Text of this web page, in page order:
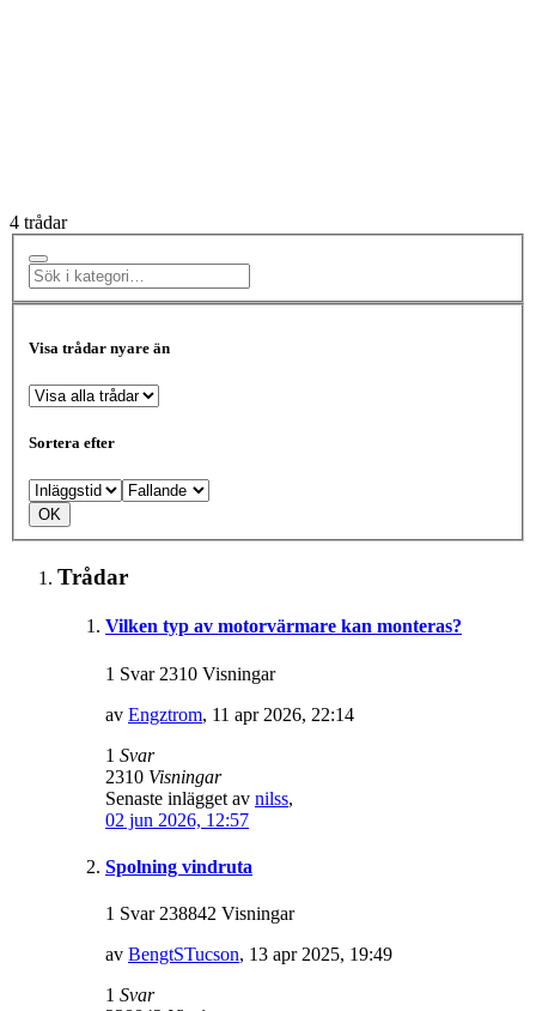
4 trådar
Visa trådar nyare än
Sortera efter
Trådar
Vilken typ av motorvärmare kan monteras?
1 Svar 2310 Visningar
av Engztrom, 11 apr 2026, 22:14
1 Svar
2310 Visningar
Senaste inlägget av nilss,
02 jun 2026, 12:57
Spolning vindruta
1 Svar 238842 Visningar
av BengtSTucson, 13 apr 2025, 19:49
1 Svar